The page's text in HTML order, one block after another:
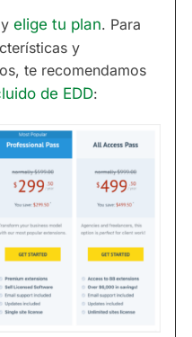
elige tu plan. Para
y
te recomendamos
de EDD: